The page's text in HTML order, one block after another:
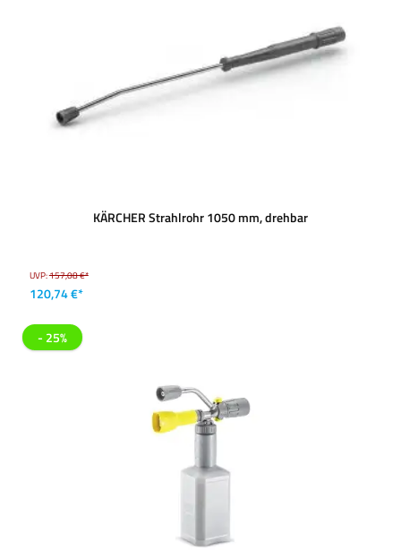
KÄRCHER Strahlrohr 1050 mm, drehbar
UVP:157,08 €*
120,74 €*
- 25%